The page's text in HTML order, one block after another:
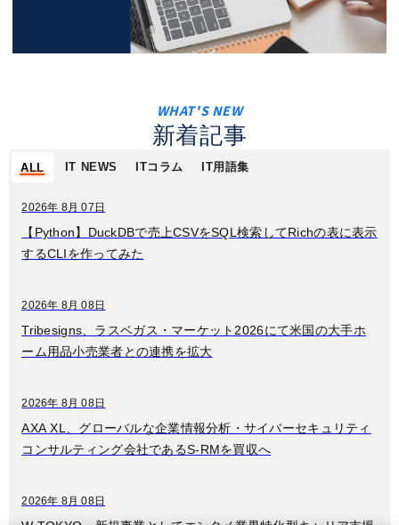
新着記事
ALL IT NEWS ITコラム IT用語集
2026年 8月 07日
【Python】DuckDBで売上CSVをSQL検索してRichの表に表示
するCLIを作ってみた
2026年 8月 08日
Tribesigns、ラスベガス・マーケット2026にて米国の大手ホ
ーム用品小売業者との連携を拡大
2026年 8月 08日
AXA XL、グローバルな企業情報分析・サイバーセキュリティ
コンサルティング会社であるS-RMを買収へ
2026年 8月 08日